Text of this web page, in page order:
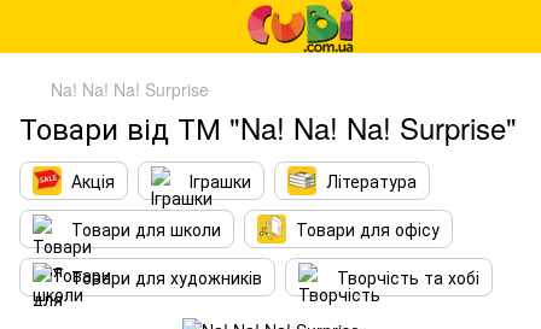
Na! Na! Na! Surprise
Товари від ТМ "Na! Na! Na! Surprise"
Акція Іграшки
Література
Товари для школи
Товари для офісу
Товари для художників
Творчість та хобі